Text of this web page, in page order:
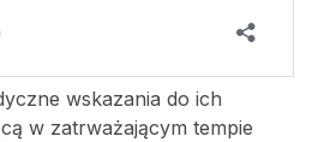
wskazania do ich
w zatrważającym tempie